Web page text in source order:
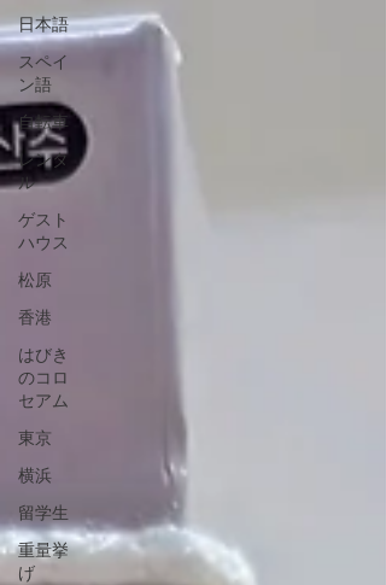
日本語
スペイ
ン語
自転車
レンタ
ル
ゲスト
ハウス
松原
香港
はびき
のコロ
セアム
東京
横浜
留学生
重量挙
げ